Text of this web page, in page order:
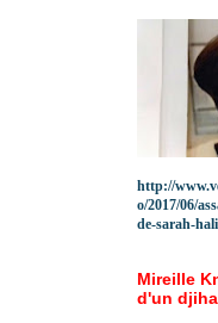
http://
o/2017/06/
de-sarah-
Mireille
d'un